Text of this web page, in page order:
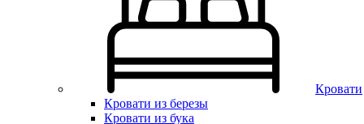
Кровати
Кровати из березы
Кровати из бука